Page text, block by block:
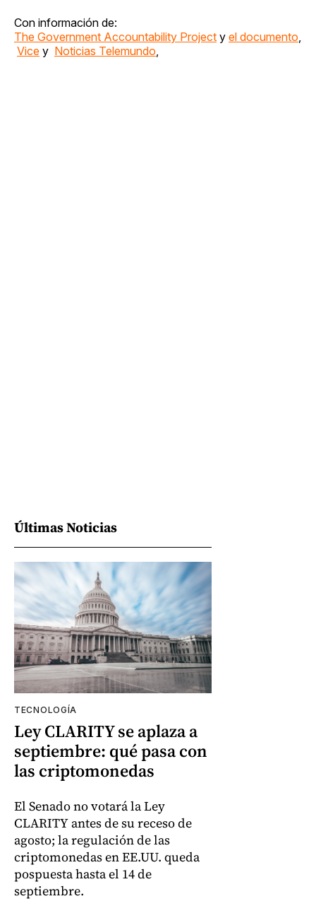
Con información de:
The Government Accountability Project y el documento
Vice y Noticias Telemundo
Últimas Noticias
TECNOLOGÍA
Ley CLARITY se aplaza a
septiembre: qué pasa con
las criptomonedas
El Senado no votará la Ley
CLARITY antes de su receso de
agosto; la regulación de las
criptomonedas en EE.UU. queda
pospuesta hasta el 14 de
septiembre.